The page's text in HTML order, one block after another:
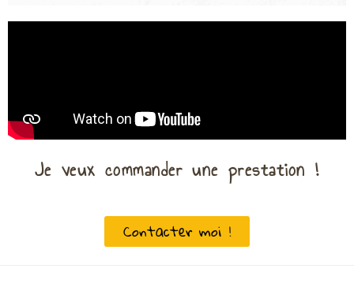
Je veux commander une prestation !
Contacter moi !